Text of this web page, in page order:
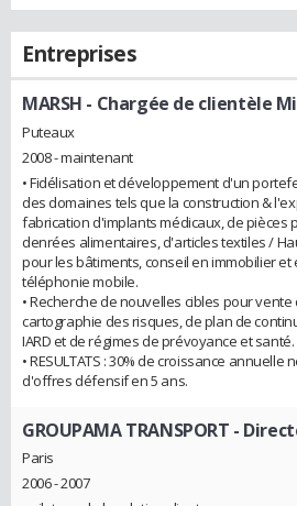
Entreprises
MARSH - Chargée de clientèle
Puteaux
2008 - maintenant
• Fidélisation et développement d'un
des domaines tels que la construction &
fabrication d'implants médicaux, de pièces
denrées alimentaires, d'articles textiles /
pour les bâtiments, conseil en immobilier
téléphonie mobile.
• Recherche de nouvelles cibles pour
cartographie des risques, de plan de
IARD et de régimes de prévoyance et santé.
• RESULTATS : 30% de croissance
d'offres défensif en 5 ans.
GROUPAMA TRANSPORT -
Paris
2006 - 2007